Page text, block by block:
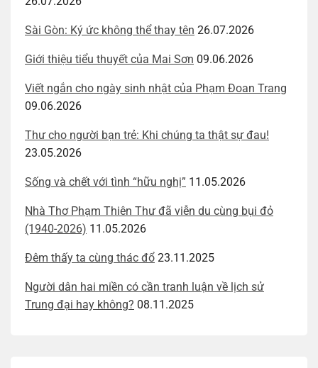
Sài Gòn: Ký ức không thể thay tên 26.07.2026
Giới thiệu tiểu thuyết của Mai Sơn 09.06.2026
Viết ngắn cho ngày sinh nhật của Phạm Đoan Trang
09.06.2026
Thư cho người bạn trẻ: Khi chúng ta thật sự đau!
23.05.2026
Sống và chết với tình “hữu nghị” 11.05.2026
Nhà Thơ Phạm Thiên Thư đã viễn du cùng bụi đỏ
(1940-2026) 11.05.2026
Đêm thấy ta cùng thác đổ 23.11.2025
Người dân hai miền có cần tranh luận về lịch sử
Trung đại hay không? 08.11.2025